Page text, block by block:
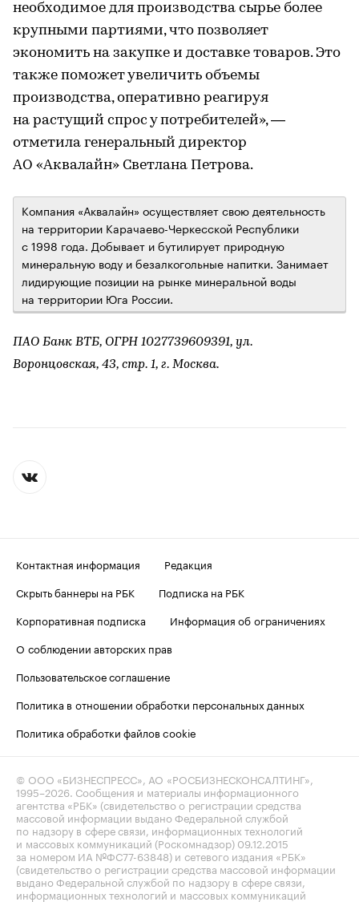
необходимое для производства сырье более
крупными партиями, что позволяет
экономить на закупке и доставке товаров. Это
также поможет увеличить объемы
производства, оперативно реагируя
на растущий спрос у потребителей», —
отметила генеральный директор
АО «Аквалайн» Светлана Петрова.
Компания «Аквалайн» осуществляет свою деятельность
на территории Карачаево-Черкесской Республики
с 1998 года. Добывает и бутилирует природную
минеральную воду и безалкогольные напитки. Занимает
лидирующие позиции на рынке минеральной воды
на территории Юга России.
ПАО Банк ВТБ, ОГРН 1027739609391, ул.
Воронцовская, 43, стр. 1, г. Москва.
Контактная информация
Редакция
Скрыть баннеры на РБК
Подписка на РБК
Корпоративная подписка
Информация об ограничениях
О соблюдении авторских прав
Пользовательское соглашение
Политика в отношении обработки персональных данных
Политика обработки файлов cookie
© ООО «БИЗНЕСПРЕСС», АО «РОСБИЗНЕСКОНСАЛТИНГ»,
1995–2026. Сообщения и материалы информационного
агентства «РБК» (свидетельство о регистрации средства
массовой информации выдано Федеральной службой
по надзору в сфере связи, информационных технологий
и массовых коммуникаций (Роскомнадзор) 09.12.2015
за номером ИА №ФС77-63848) и сетевого издания «РБК»
(свидетельство о регистрации средства массовой информации
выдано Федеральной службой по надзору в сфере связи,
информационных технологий и массовых коммуникаций